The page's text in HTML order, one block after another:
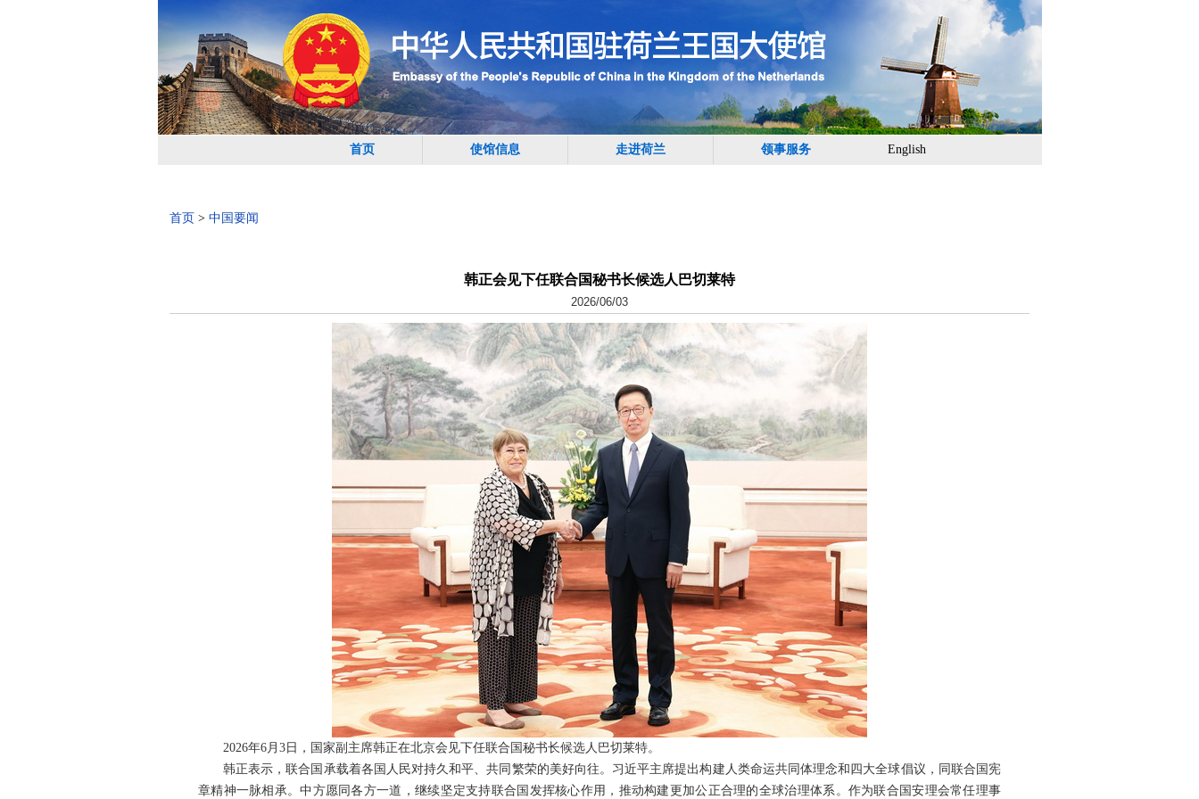
首页 使馆信息 走进荷兰 领事服务 English
首页 > 中国要闻
韩正会见下任联合国秘书长候选人巴切莱特
2026/06/03
2026年6月3日，国家副主席韩正在北京会见下任联合国秘书长候选人巴切莱特。
韩正表示，联合国承载着各国人民对持久和平、共同繁荣的美好向往。习近平主席提出构建人类命运共同体理念和四大全球倡议，同联合国宪
章精神一脉相承。中方愿同各方一道，继续坚定支持联合国发挥核心作用，推动构建更加公正合理的全球治理体系。作为联合国安理会常任理事